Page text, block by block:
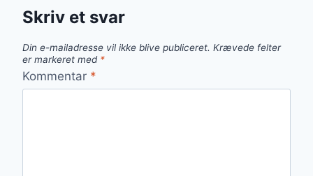
Skriv et svar
Din e-mailadresse vil ikke blive publiceret. Krævede felter
er markeret med *
Kommentar *